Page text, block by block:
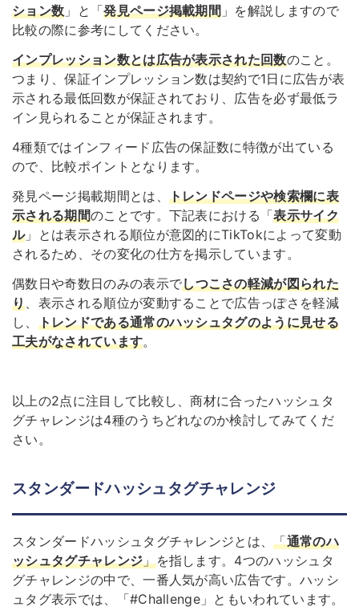
ション数 」と「発見ページ掲載期間 」を解説しますので
比較の際に参考にしてください。
インプレッション数とは広告が表示された回数のこと。
つまり、保証インプレッション数は契約で1日に広告が表
示される最低回数が保証されており、広告を必ず最低ラ
イン見られることが保証されます。
4種類ではインフィード広告の保証数に特徴が出ている
ので、比較ポイントとなります。
発見ページ掲載期間とは、 トレンドページや検索欄に表
示される期間のことです。下記表における「表示サイク
ル」とは表示される順位が意図的にTikTokによって変動
されるため、その変化の仕方を掲示しています。
偶数日や奇数日のみの表示でしつこさの軽減が図られた
り 、表示される順位が変動することで広告っぽさを軽減
し、 トレンドである通常のハッシュタグのように見せる
工夫がなされています。
以上の2点に注目して比較し、商材に合ったハッシュタ
グチャレンジは4種のうちどれなのか検討してみてくだ
さい。
スタンダードハッシュタグチャレンジ
スタンダードハッシュタグチャレンジとは、「通常のハ
ッシュタグチャレンジ」を指します。4つのハッシュタ
グチャレンジの中で、一番人気が高い広告です。ハッシ
ュタグ表示では、「#Challenge」ともいわれています。